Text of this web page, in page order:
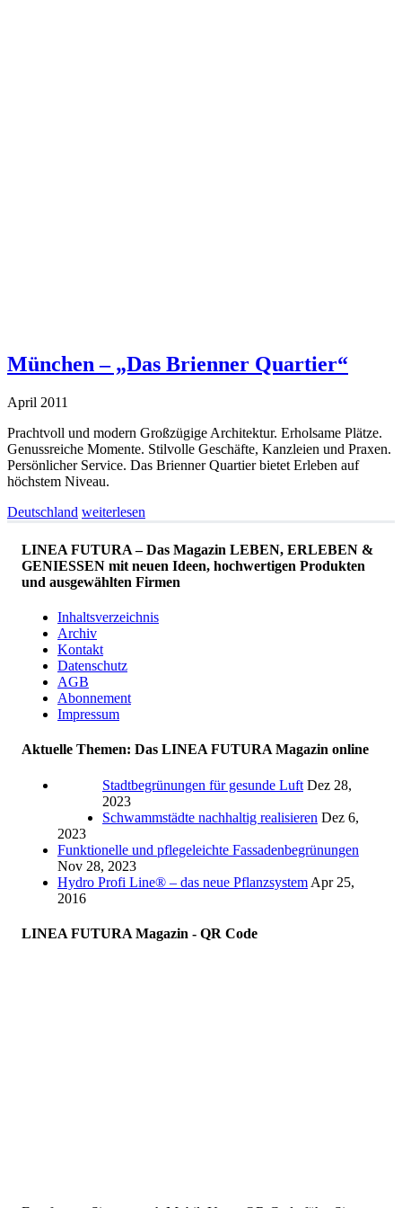
München – „Das Brienner Quartier“
April 2011
Prachtvoll und modern Großzügige Architektur. Erholsame Plätze.
Genussreiche Momente. Stilvolle Geschäfte, Kanzleien und Praxen.
Persönlicher Service. Das Brienner Quartier bietet Erleben auf
höchstem Niveau.
Deutschland weiterlesen
LINEA FUTURA – Das Magazin LEBEN, ERLEBEN &
GENIESSEN mit neuen Ideen, hochwertigen Produkten
und ausgewählten Firmen
Inhaltsverzeichnis
Archiv
Kontakt
Datenschutz
AGB
Abonnement
Impressum
Aktuelle Themen: Das LINEA FUTURA Magazin online
Stadtbegrünungen für gesunde Luft Dez 28,
2023
Schwammstädte nachhaltig realisieren Dez 6,
2023
Funktionelle und pflegeleichte Fassadenbegrünungen
Nov 28, 2023
Hydro Profi Line® – das neue Pflanzsystem Apr 25,
2016
LINEA FUTURA Magazin - QR Code